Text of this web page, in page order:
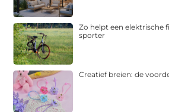
Zo helpt een elektrische
sporter
Creatief breien: de